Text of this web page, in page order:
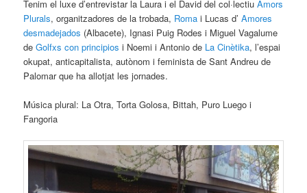
Tenim el luxe d’entrevistar la Laura i el David del col·lectiuAmors
Plurals, organitzadores de la trobada, Roma i Lucas d’Amores
desmadejados (Albacete), Ignasi Puig Rodes i Miguel Vagalume
deGolfxs con principios i Noemi i Antonio de La Cinètika, l’espai
okupat, anticapitalista, autònom i feminista de Sant Andreu de
Palomar que ha allotjat les jornades.
Música plural: La Otra, Torta Golosa, Bittah, Puro Luego i
Fangoria